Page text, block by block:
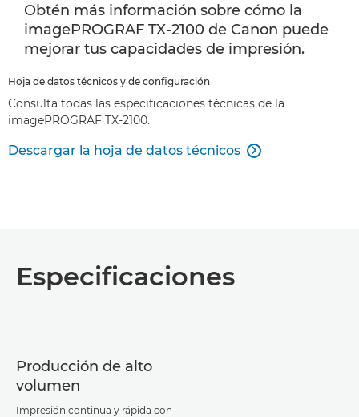
Obtén más información sobre cómo la
imagePROGRAF TX-2100 de Canon puede
mejorar tus capacidades de impresión.
Hoja de datos técnicos y de configuración
Consulta todas las especificaciones técnicas de la
imagePROGRAF TX-2100.
Descargar la hoja de datos técnicos 
Especificaciones
Producción de alto
volumen
Impresión continua y rápida con